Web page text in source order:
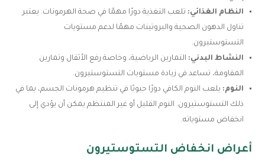
النظام الغذائي: تلعب التغذية دورًا مهمًا في صحة الهرمونات. يعتبر
تناول الدهون الصحية والبروتينات مهمًا لدعم مستويات
التستوستيرون.
النشاط البدني: التمارين الرياضية، وخاصة رفع الأثقال وتمارين
المقاومة، تساعد في زيادة مستويات التستوستيرون.
النوم: يلعب النوم الكافي دورًا حيويًا في تنظيم هرمونات الجسم، بما في
ذلك التستوستيرون. النوم القليل أو غير المنتظم يمكن أن يؤدي إلى
انخفاض مستوياته.
أعراض انخفاض التستوستيرون